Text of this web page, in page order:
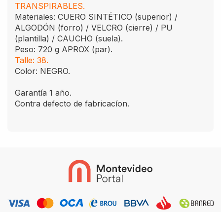
TRANSPIRABLES.
Materiales: CUERO SINTÉTICO (superior) /
ALGODÓN (forro) / VELCRO (cierre) / PU
(plantilla) / CAUCHO (suela).
Peso: 720 g APROX (par).
Talle: 38.
Color: NEGRO.
Garantía 1 año.
Contra defecto de fabricacíon.